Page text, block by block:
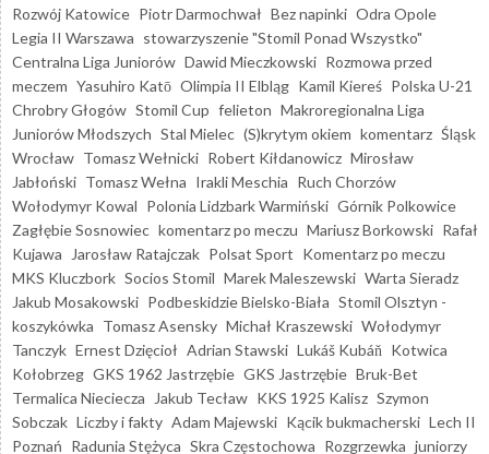
Rozwój Katowice Piotr Darmochwał Bez napinki Odra Opole
Legia II Warszawa stowarzyszenie "Stomil Ponad Wszystko"
Centralna Liga Juniorów Dawid Mieczkowski Rozmowa przed
meczem Yasuhiro Katō Olimpia II Elbląg Kamil Kiereś Polska U-21
Chrobry Głogów Stomil Cup felieton Makroregionalna Liga
Juniorów Młodszych Stal Mielec (S)krytym okiem komentarz Śląsk
Wrocław Tomasz Wełnicki Robert Kiłdanowicz Mirosław
Jabłoński Tomasz Wełna Irakli Meschia Ruch Chorzów
Wołodymyr Kowal Polonia Lidzbark Warmiński Górnik Polkowice
Zagłębie Sosnowiec komentarz po meczu Mariusz Borkowski Rafał
Kujawa
Jarosław Ratajczak Polsat Sport Komentarz po meczu
MKS Kluczbork Socios Stomil Marek Maleszewski Warta Sieradz
Jakub Mosakowski Podbeskidzie Bielsko-Biała Stomil Olsztyn -
koszykówka Tomasz Asensky Michał Kraszewski Wołodymyr
Tanczyk Ernest Dzięcioł Adrian Stawski Lukáš Kubáň Kotwica
Kołobrzeg GKS 1962 Jastrzębie GKS Jastrzębie Bruk-Bet
Termalica Nieciecza
Jakub Tecław KKS 1925 Kalisz Szymon
Sobczak Liczby i fakty Adam Majewski Kącik bukmacherski Lech II
Poznań Radunia Stężyca Skra Częstochowa Rozgrzewka juniorzy